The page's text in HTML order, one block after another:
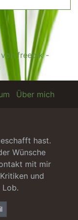
freepik -
Über mich
hast.
Wünsche
mit mir
und
Lob.